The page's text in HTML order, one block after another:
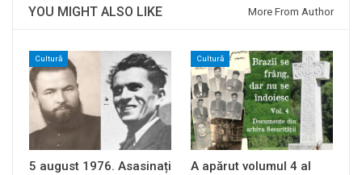
YOU MIGHT ALSO LIKE More From Author
Cultură
5 august 1976. Asasinați
Cultură
A apărut volumul 4 al